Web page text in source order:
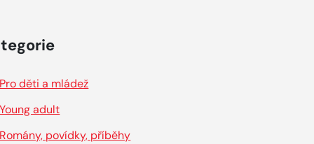
Pro děti a mládež
Young adult
Romány, povídky, příběhy